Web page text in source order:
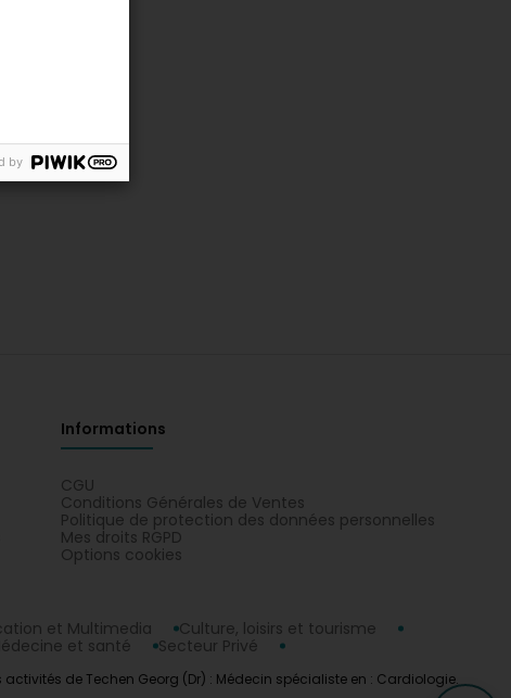
Informations
CGU
Conditions Générales de Ventes
Politique de protection des données personnelles
Mes droits RGPD
Options cookies
et Multimedia
Culture, loisirs et tourisme
et santé
Secteur Privé
de Techen Georg (Dr) : Médecin spécialiste en : Cardiologie.
by